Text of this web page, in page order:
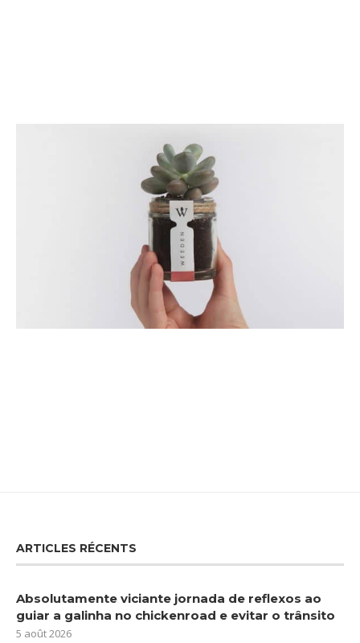
ARTICLES RÉCENTS
Absolutamente viciante jornada de reflexos ao
guiar a galinha no chickenroad e evitar o trânsito
5 août 2026